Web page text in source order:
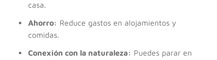
casa.
Ahorro: Reduce gastos en alojamientos y
comidas.
Conexión con la naturaleza: Puedes parar en